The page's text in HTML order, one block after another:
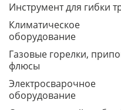
Инструмент для гибки
Климатическое
оборудование
Газовые горелки,
флюсы
Электросварочное
оборудование